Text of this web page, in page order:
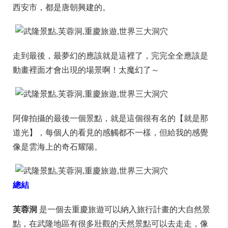
西安市，都是唐朝興建的。
走到最後，最夢幻的應該就是這裡了，完完全全應該是
動畫裡面才會出現的場景啊！太魔幻了～
阿偉拍攝的最後一個景點，就是這個很有名的【就是那
道光】，每個人的看見的感觸都不一樣，但給我的感覺
像是雲海上的奇石耀陽。
總結
芙蓉洞 是一個去重慶旅遊可以納入旅行計畫的大自然景
點，在武隆地區有很多壯觀的天然景點可以去走走，像